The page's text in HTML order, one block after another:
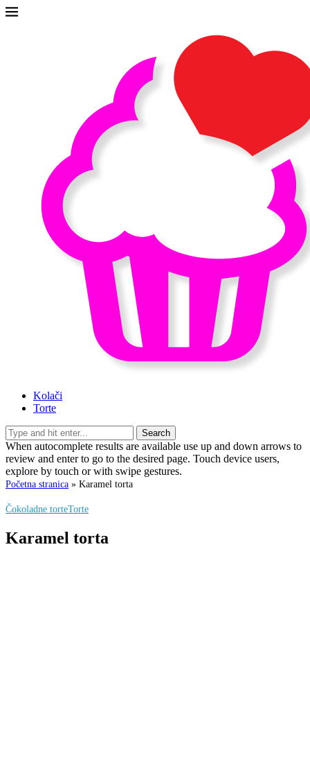
Kolači
Torte
Search
When autocomplete results are available use up and down arrows to
review and enter to go to the desired page. Touch device users,
explore by touch or with swipe gestures.
Početna stranica » Karamel torta
Čokoladne torteTorte
Karamel torta